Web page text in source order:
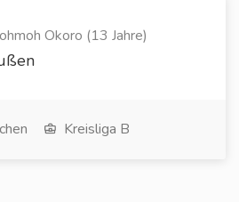
Okoro (13 Jahre)
Kreisliga B